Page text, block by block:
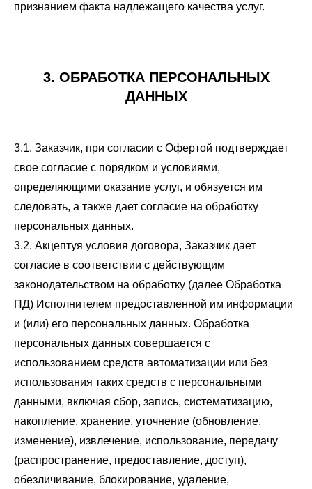
признанием факта надлежащего качества услуг.
3. ОБРАБОТКА ПЕРСОНАЛЬНЫХ
ДАННЫХ
3.1. Заказчик, при согласии с Офертой подтверждает
свое согласие с порядком и условиями,
определяющими оказание услуг, и обязуется им
следовать, а также дает согласие на обработку
персональных данных.
3.2. Акцептуя условия договора, Заказчик дает
согласие в соответствии с действующим
законодательством на обработку (далее Обработка
ПД) Исполнителем предоставленной им информации
и (или) его персональных данных. Обработка
персональных данных совершается с
использованием средств автоматизации или без
использования таких средств с персональными
данными, включая сбор, запись, систематизацию,
накопление, хранение, уточнение (обновление,
изменение), извлечение, использование, передачу
(распространение, предоставление, доступ),
обезличивание, блокирование, удаление,